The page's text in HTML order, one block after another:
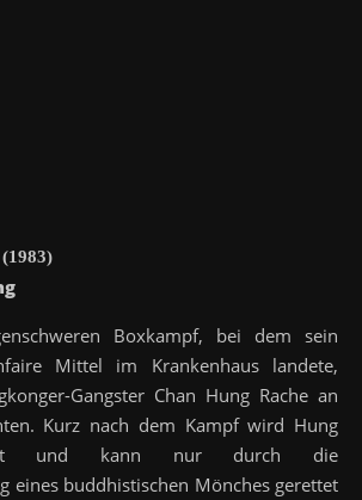
Boxkampf, bei dem sein
Mittel im Krankenhaus landete,
Gangster Chan Hung Rache an
Kurz nach dem Kampf wird Hung
und kann nur durch die
eines buddhistischen Mönches gerettet